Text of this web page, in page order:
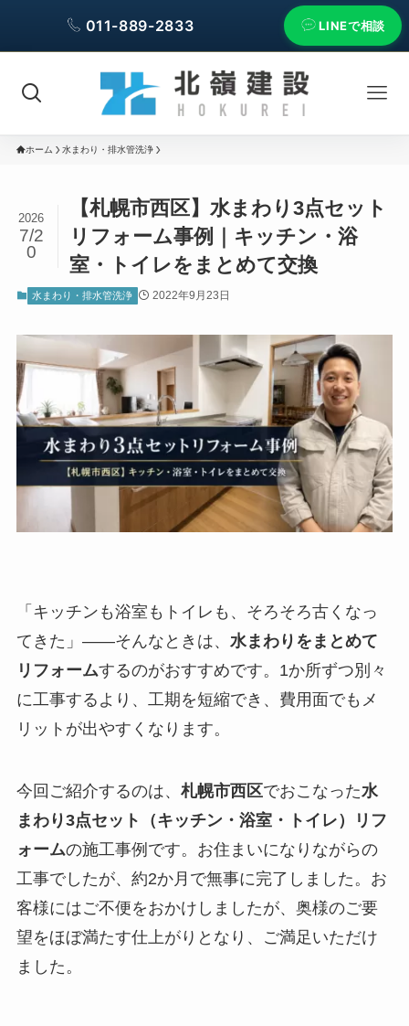
011-889-2833 LINEで相談
ホーム 水まわり・排水管洗浄
【札幌市西区】水まわり3点セット
リフォーム事例｜キッチン・浴
室・トイレをまとめて交換
2026
7/2
0
水まわり・排水管洗浄 2022年9月23日
「キッチンも浴室もトイレも、そろそろ古くなっ
てきた」——そんなときは、 水まわりをまとめて
リフォームするのがおすすめです。1か所ずつ別々
に工事するより、工期を短縮でき、費用面でもメ
リットが出やすくなります。
今回ご紹介するのは、 札幌市西区でおこなった水
まわり3点セット（キッチン・浴室・トイレ）リフ
ォームの施工事例です。お住まいになりながらの
工事でしたが、約2か月で無事に完了しました。お
客様にはご不便をおかけしましたが、奥様のご要
望をほぼ満たす仕上がりとなり、ご満足いただけ
ました。